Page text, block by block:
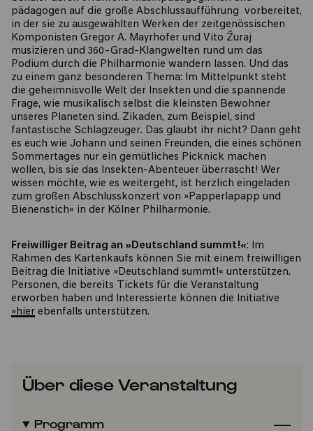
pädagogen auf die große Abschlussaufführung vorbereitet,
in der sie zu ausgewählten Werken der zeitgenössischen
Komponisten Gregor A. Mayrhofer und Vito Žuraj
musizieren und 360-Grad-Klangwelten rund um das
Podium durch die Philharmonie wandern lassen. Und das
zu einem ganz besonderen Thema: Im Mittelpunkt steht
die geheimnisvolle Welt der Insekten und die spannende
Frage, wie musikalisch selbst die kleinsten Bewohner
unseres Planeten sind. Zikaden, zum Beispiel, sind
fantastische Schlagzeuger. Das glaubt ihr nicht? Dann geht
es euch wie Johann und seinen Freunden, die eines schönen
Sommertages nur ein gemütliches Picknick machen
wollen, bis sie das Insekten-Abenteuer überrascht! Wer
wissen möchte, wie es weitergeht, ist herzlich eingeladen
zum großen Abschlusskonzert von »Papperlapapp und
Bienenstich« in der Kölner Philharmonie.
Freiwilliger Beitrag an »Deutschland summt!«: Im
Rahmen des Kartenkaufs können Sie mit einem freiwilligen
Beitrag die Initiative »Deutschland summt!« unterstützen.
Personen, die bereits Tickets für die Veranstaltung
erworben haben und Interessierte können die Initiative
»hier ebenfalls unterstützen.
Über diese Veranstaltung
Programm